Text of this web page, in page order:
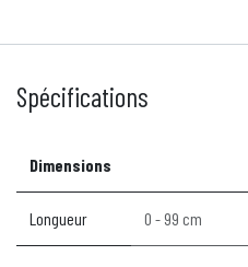
Spécifications
Dimensions
Longueur 0 - 99 cm